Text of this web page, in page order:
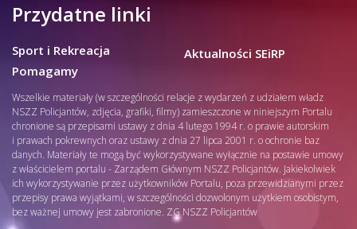
Przydatne linki
Sport i Rekreacja
Pomagamy
Aktualności SEiRP
Wszelkie materiały (w szczególności relacje z wydarzeń z udziałem władz
NSZZ Policjantów, zdjęcia, grafiki, filmy) zamieszczone w niniejszym Portalu
chronione są przepisami ustawy z dnia 4 lutego 1994 r. o prawie autorskim
i prawach pokrewnych oraz ustawy z dnia 27 lipca 2001 r. o ochronie baz
danych. Materiały te mogą być wykorzystywane wyłącznie na postawie umowy
z właścicielem portalu - Zarządem Głównym NSZZ Policjantów. Jakiekolwiek
ich wykorzystywanie przez użytkowników Portalu, poza przewidzianymi przez
przepisy prawa wyjątkami, w szczególności dozwolonym użytkiem osobistym,
bez ważnej umowy jest zabronione. ZG NSZZ Policjantów